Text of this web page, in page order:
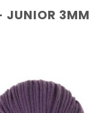
JUNIOR